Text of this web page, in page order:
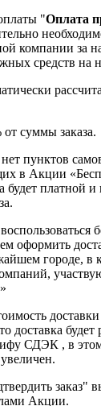
"Оплата
компании за
средств на
суммы заказа.
пунктов
в Акции
будет платной и
оформить
городе, в
доставка будет
СДЭК , в
заказ"
Акции.